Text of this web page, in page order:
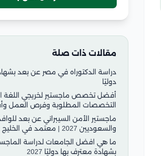
مقالات ذات صلة
دراسة الدكتوراه في مصر عن بعد
دوليًا
أفضل تخصص ماجستير لخريجي اللغة
التخصصات المطلوبة وفرص العمل
ماجستير الأمن السيبراني عن بعد
والسعوديين 2027 | معتمد في الخليج
ما هي افضل الجامعات لدراسة
بشهادة معترف بها دوليًا 2027